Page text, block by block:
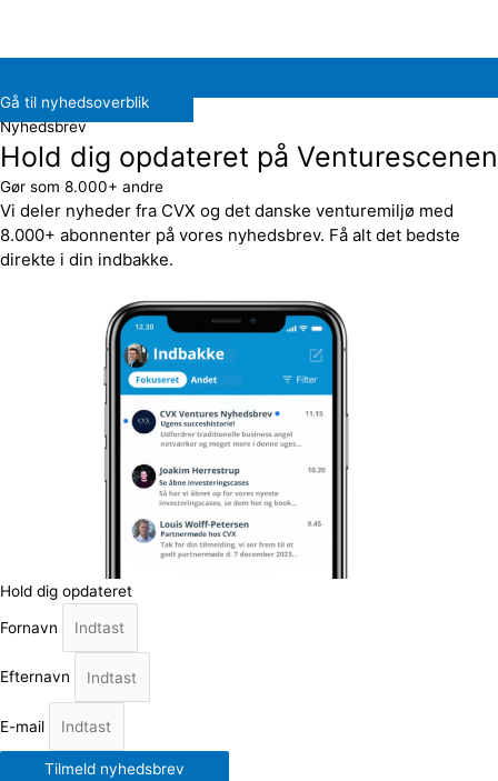
Gå til nyhedsoverblik
Nyhedsbrev
Hold dig opdateret på Venturescenen
Gør som 8.000+ andre
Vi deler nyheder fra CVX og det danske venturemiljø med
8.000+ abonnenter på vores nyhedsbrev. Få alt det bedste
direkte i din indbakke.
Hold dig opdateret
Fornavn
Efternavn
E-mail
Tilmeld nyhedsbrev